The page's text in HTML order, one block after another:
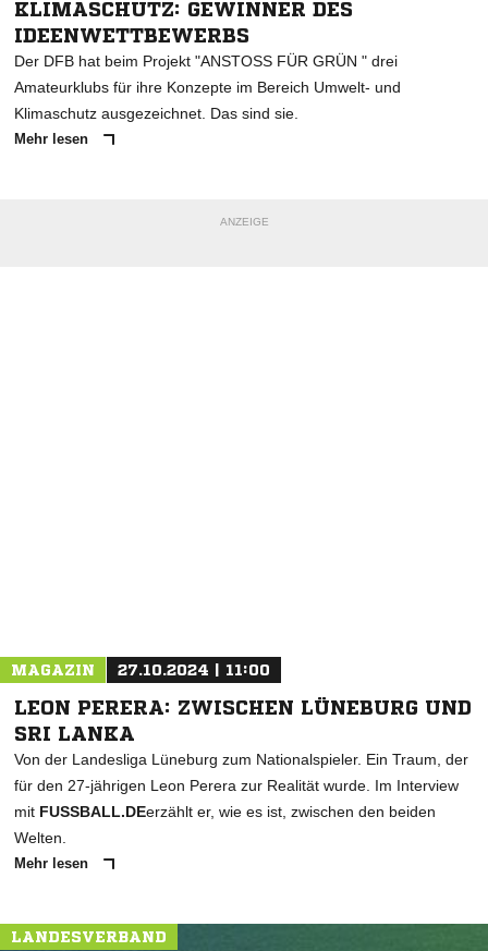
KLIMASCHUTZ: GEWINNER DES
IDEENWETTBEWERBS
Der DFB hat beim Projekt "ANSTOSS FÜR GRÜN " drei
Amateurklubs für ihre Konzepte im Bereich Umwelt- und
Klimaschutz ausgezeichnet. Das sind sie.
Mehr lesen
ANZEIGE
MAGAZIN 27.10.2024 | 11:00
LEON PERERA: ZWISCHEN LÜNEBURG UND
SRI LANKA
Von der Landesliga Lüneburg zum Nationalspieler. Ein Traum, der
für den 27-jährigen Leon Perera zur Realität wurde. Im Interview
mit FUSSBALL.DEerzählt er, wie es ist, zwischen den beiden
Welten.
Mehr lesen
LANDESVERBAND